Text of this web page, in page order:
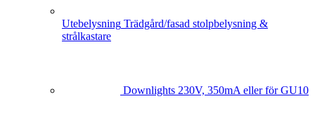
Utebelysning Trädgård/fasad stolpbelysning &
strålkastare
Downlights 230V, 350mA eller för GU10